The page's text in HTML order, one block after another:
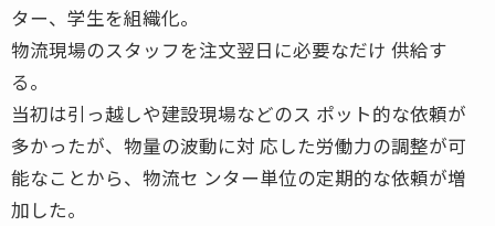
ター、学生を組織化。
物流現場のスタッフを注文翌日に必要なだけ 供給す
る。
当初は引っ越しや建設現場などのス ポット的な依頼が
多かったが、物量の波動に対 応した労働力の調整が可
能なことから、物流セ ンター単位の定期的な依頼が増
加した。